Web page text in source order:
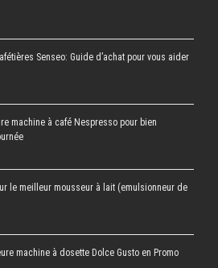
Senseo: Guide d’achat pour vous aider
machine à café Nespresso pour bien
le meilleur mousseur à lait (emulsionneur de
machine à dosette Dolce Gusto en Promo